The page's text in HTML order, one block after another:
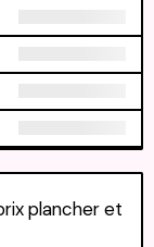
plancher et